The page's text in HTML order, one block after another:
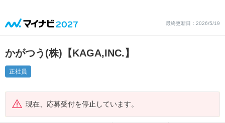
最終更新日：2026/5/19
かがつう(株)【KAGA,INC.】
正社員
現在、応募受付を停止しています。